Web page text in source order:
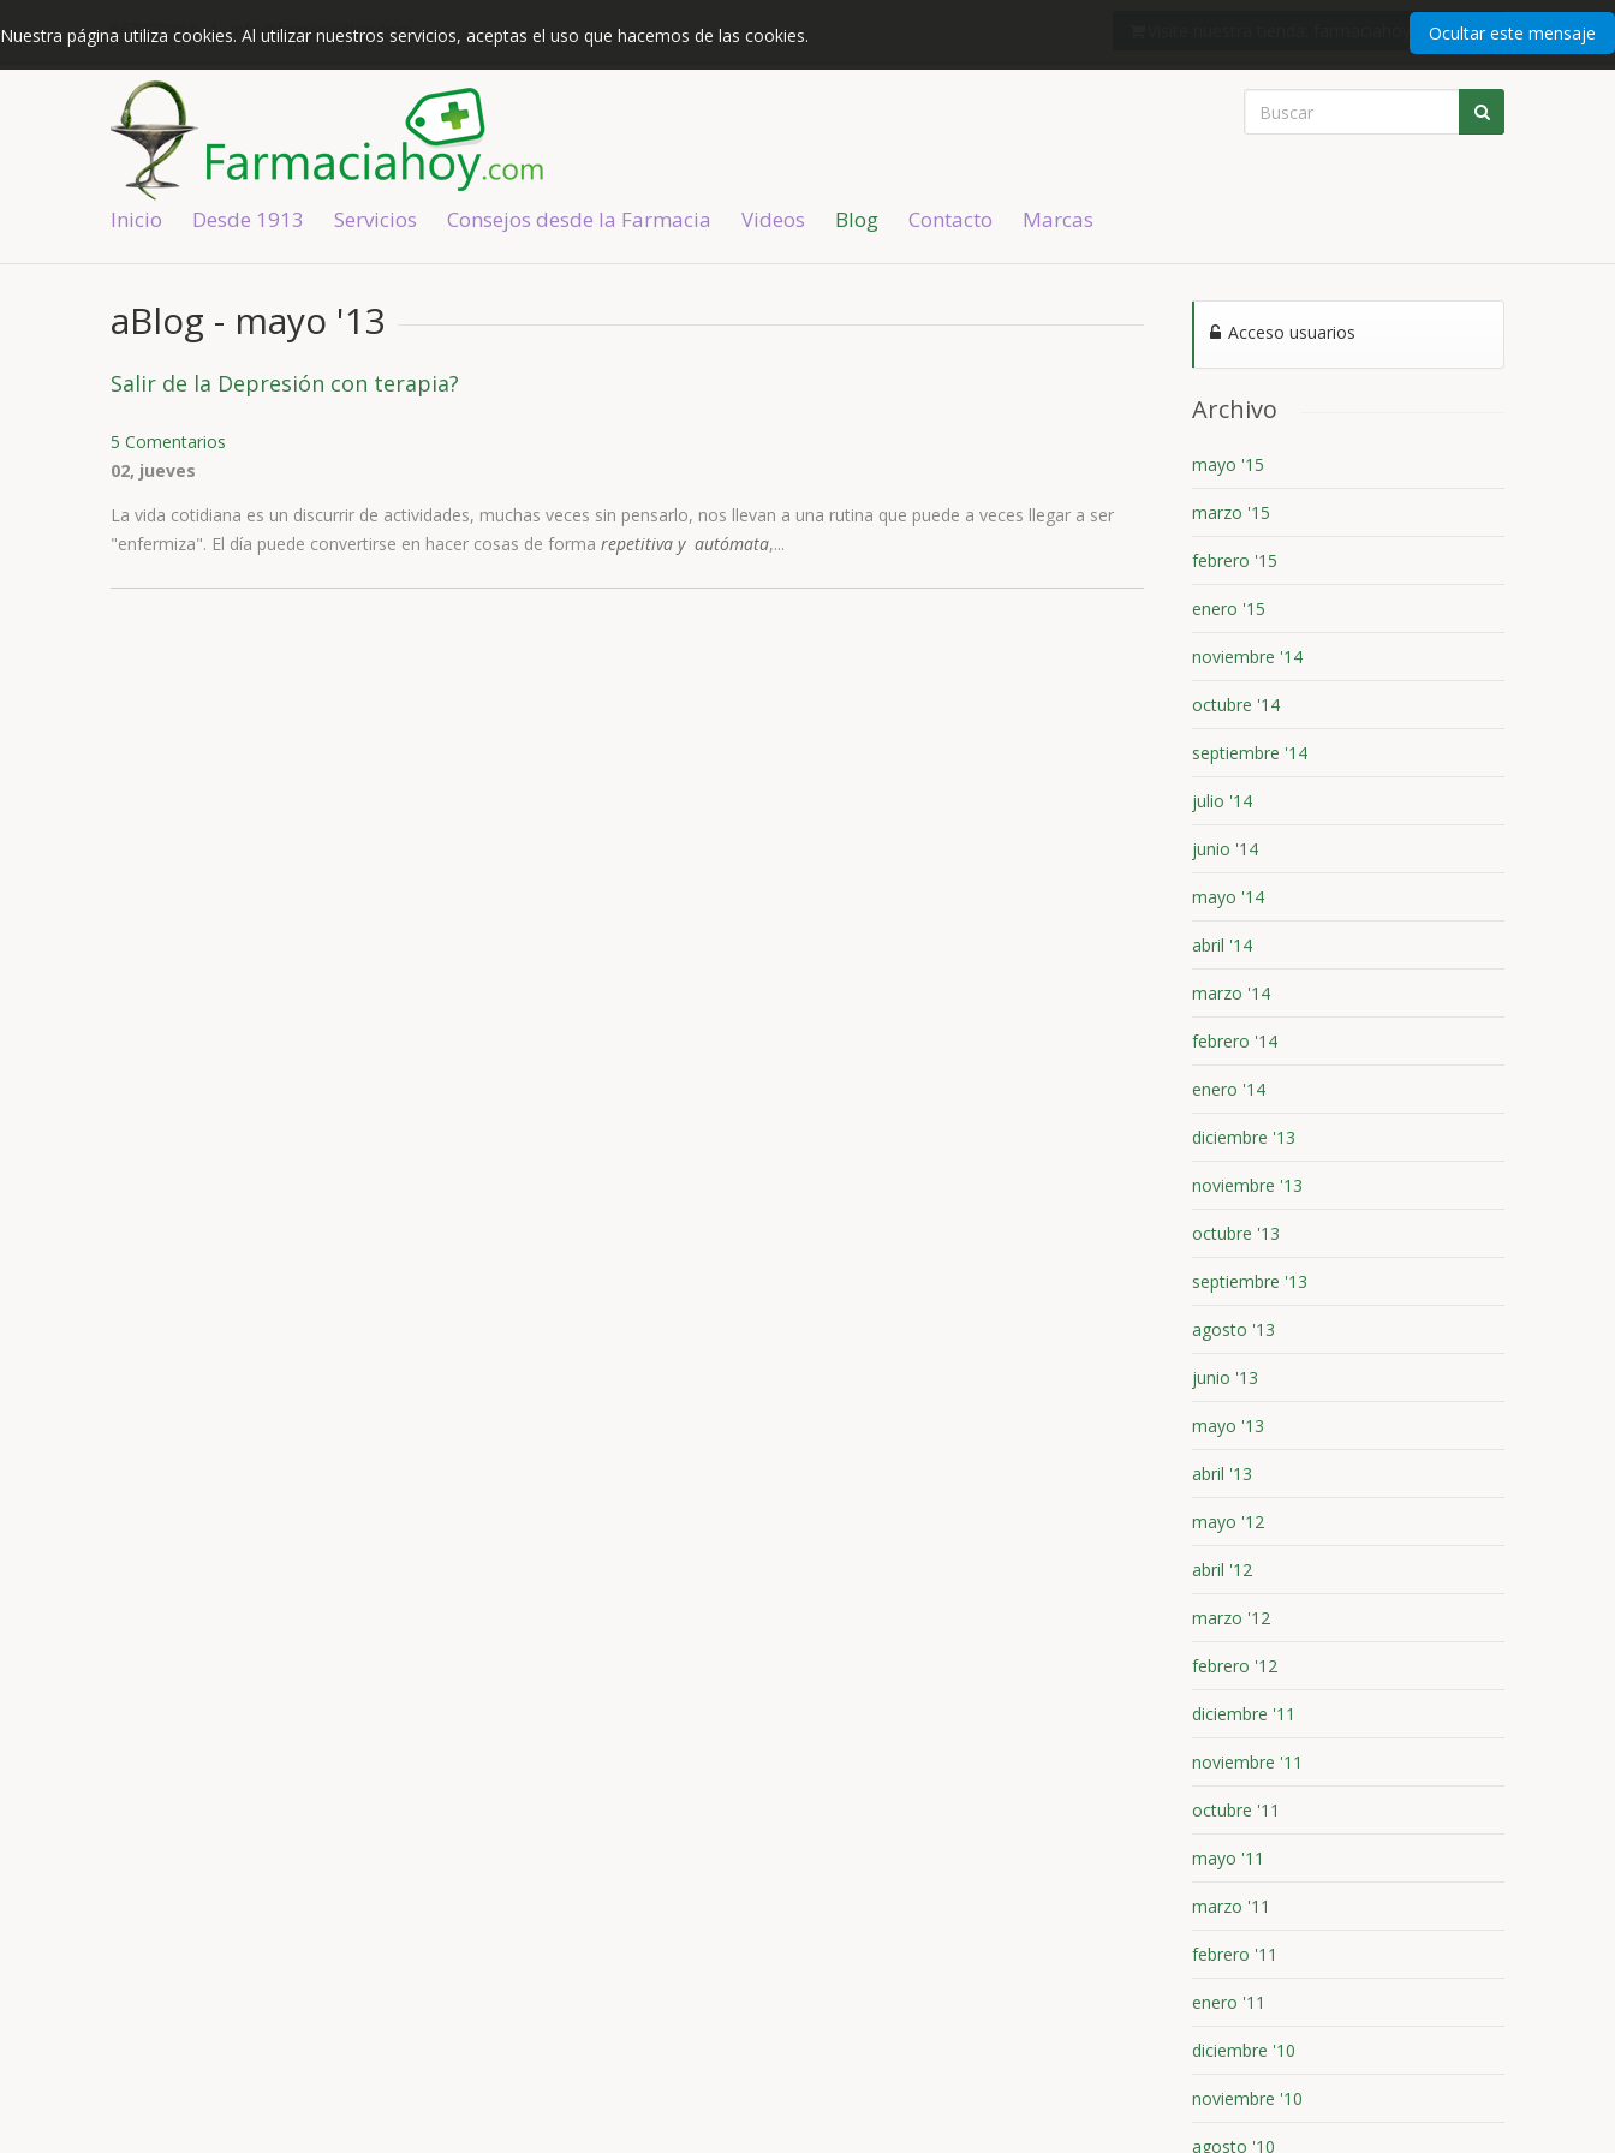
Nuestra página utiliza cookies. Al utilizar nuestros servicios, aceptas el uso que hacemos de las cookies. Ocultar este mensaje
967370250 | info@farmaciahoy.com Visite nuestra tienda: farmaciahoyshop.com
Inicio Desde 1913 Servicios Consejos desde la Farmacia Videos Blog Contacto Marcas
aBlog - mayo '13
Salir de la Depresión con terapia?
5 Comentarios
02, jueves
La vida cotidiana es un discurrir de actividades, muchas veces sin pensarlo, nos llevan a una rutina que puede a veces llegar a ser
"enfermiza". El día puede convertirse en hacer cosas de forma repetitiva y autómata,...
Acceso usuarios
Archivo
mayo '15
marzo '15
febrero '15
enero '15
noviembre '14
octubre '14
septiembre '14
julio '14
junio '14
mayo '14
abril '14
marzo '14
febrero '14
enero '14
diciembre '13
noviembre '13
octubre '13
septiembre '13
agosto '13
junio '13
mayo '13
abril '13
mayo '12
abril '12
marzo '12
febrero '12
diciembre '11
noviembre '11
octubre '11
mayo '11
marzo '11
febrero '11
enero '11
diciembre '10
noviembre '10
agosto '10